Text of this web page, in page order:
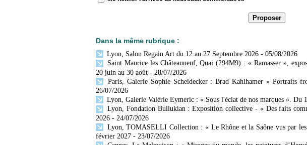
Dans la même rubrique :
Lyon, Salon Regain Art du 12 au 27 Septembre 2026 - 05/08/2026
Saint Maurice les Châteauneuf, Quai (294M9) : « Ramasser »,
20 juin au 30 août - 28/07/2026
Paris, Galerie Sophie Scheidecker : Brad Kahlhamer « Portraits
26/07/2026
Lyon, Galerie Valérie Eymeric : « Sous l'éclat de nos marques ». Du
Lyon, Fondation Bullukian : Exposition collective - « Des faits
2026 - 24/07/2026
Lyon, TOMASELLI Collection : « Le Rhône et la Saône vus par
février 2027 - 23/07/2026